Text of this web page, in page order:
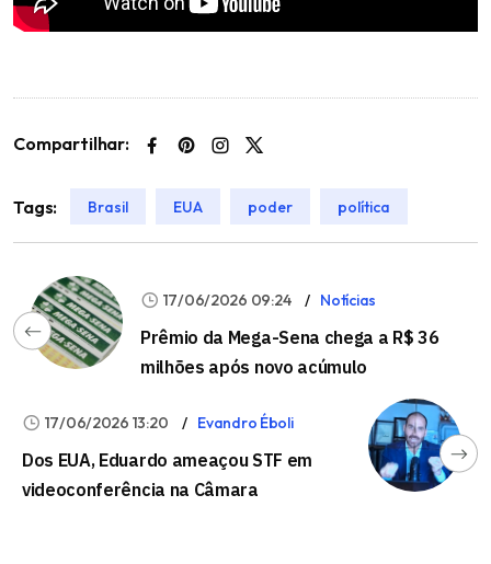
Compartilhar:
Tags: Brasil EUA poder política
17/06/2026 09:24 Notícias
Prêmio da Mega-Sena chega a R$ 36
milhões após novo acúmulo
17/06/2026 13:20 Evandro Éboli
Dos EUA, Eduardo ameaçou STF em
videoconferência na Câmara